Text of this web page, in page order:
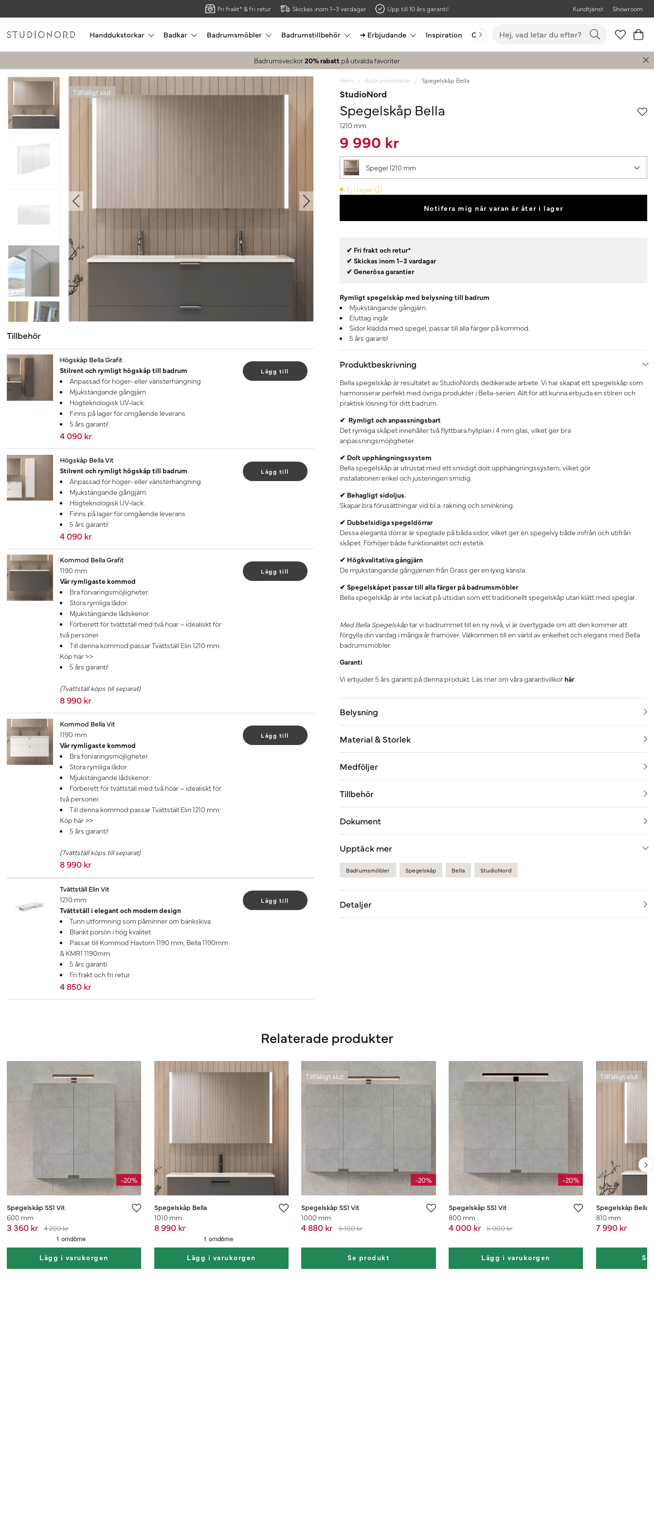
Fri frakt* & fri retur Skickas inom 1–3 vardagar Upp till 10 års garanti! Kundtjänst Showroom
Handdukstorkar Badkar Badrumsmöbler Badrumstillbehör ➜ Erbjudande Inspiration Outlet Bästsäljare
Badrumsveckor20% rabatt på utvalda favoriter
Tillfälligt slut
Tillbehör
Högskåp Bella Grafit
Stilrent och rymligt högskåp till badrum
Anpassad för höger- eller vänsterhängning
Mjukstängande gångjärn.
Högteknologisk UV-lack.
Finns på lager för omgående leverans
5 års garanti!
4 090 kr
Lägg till
Högskåp Bella Vit
Stilrent och rymligt högskåp till badrum
Anpassad för höger- eller vänsterhängning
Mjukstängande gångjärn.
Högteknologisk UV-lack.
Finns på lager för omgående leverans
5 års garanti!
4 090 kr
Lägg till
Kommod Bella Grafit
1190 mm
Vår rymligaste kommod
Bra förvaringsmöjligheter.
Stora rymliga lådor.
Mjukstängande lådskenor.
Förberett för tvättställ med två hoar – idealiskt för
två personer.
Till denna kommod passar Tvättställ Elin 1210 mm:
Köp här >>
5 års garanti!
(Tvättställ köps till separat)
8 990 kr
Lägg till
Kommod Bella Vit
1190 mm
Vår rymligaste kommod
Bra förvaringsmöjligheter.
Stora rymliga lådor.
Mjukstängande lådskenor.
Förberett för tvättställ med två hoar – idealiskt för
två personer.
Till denna kommod passar Tvättställ Elin 1210 mm:
Köp här >>
5 års garanti!
(Tvättställ köps till separat)
8 990 kr
Lägg till
Tvättställ Elin Vit
1210 mm
Tvättställ i elegant och modern design
Tunn utformning som påminner om bänkskiva
Blankt porslin i hög kvalitet
Passar till Kommod Havtorn 1190 mm, Bella 1190mm
& KMR1 1190mm
5 års garanti
Fri frakt och fri retur
4 850 kr
Lägg till
Hem Badrumsmöbler Spegelskåp Bella
StudioNord
Spegelskåp Bella
1210 mm
9 990 kr
Spegel 1210 mm
Ej i lager
Notifera mig när varan är åter i lager
✔ Fri frakt och retur*
✔ Skickas inom 1–3 vardagar
✔ Generösa garantier
Rymligt spegelskåp med belysning till badrum
Mjukstängande gångjärn.
Eluttag ingår.
Sidor klädda med spegel, passar till alla färger på kommod.
5 års garanti!
Produktbeskrivning
Bella spegelskåp är resultatet av StudioNords dedikerade arbete. Vi har skapat ett spegelskåp som
harmoniserar perfekt med övriga produkter i Bella-serien. Allt för att kunna erbjuda en stilren och
praktisk lösning för ditt badrum.
✔ Rymligt och anpassningsbart
Det rymliga skåpet innehåller två flyttbara hyllplan i 4 mm glas, vilket ger bra
anpassningsmöjligheter.
✔ Dolt upphängningssystem
Bella spegelskåp är utrustat med ett smidigt dolt upphängningssystem, vilket gör
installationen enkel och justeringen smidig.
✔ Behagligt sidoljus.
Skapar bra förusättningar vid bl.a. rakning och sminkning.
✔ Dubbelsidiga spegeldörrar
Dessa eleganta dörrar är speglade på båda sidor, vilket ger en spegelvy både inifrån och utifrån
skåpet. Förhöjer både funktionalitet och estetik.
✔ Högkvalitativa gångjärn
De mjukstängande gångjärnen från Grass ger en lyxig känsla.
✔ Spegelskåpet passar till alla färger på badrumsmöbler
Bella spegelskåp är inte lackat på utsidan som ett traditionellt spegelskåp utan klätt med speglar.
Med Bella Spegelskåptar vi badrummet till en ny nivå, vi är övertygade om att den kommer att
förgylla din vardag i många år framöver. Välkommen till en värld av enkelhet och elegans med Bella
badrumsmöbler.
Garanti
Vi erbjuder 5 års garanti på denna produkt. Läs mer om våra garantivillkor här.
Belysning
Material & Storlek
Medföljer
Tillbehör
Dokument
Upptäck mer
Badrumsmöbler Spegelskåp Bella StudioNord
Detaljer
Relaterade produkter
-20%
Spegelskåp SS1 Vit
600 mm
3 360 kr 4 200 kr
Lägg i varukorgen
Spegelskåp Bella
1010 mm
8 990 kr
Lägg i varukorgen
Tillfälligt slut
-20%
Spegelskåp SS1 Vit
1000 mm
4 880 kr 6 100 kr
Se produkt
-20%
Spegelskåp SS1 Vit
800 mm
4 000 kr 5 000 kr
Lägg i varukorgen
Tillfälligt slut
Spegelskåp Bella
810 mm
7 990 kr